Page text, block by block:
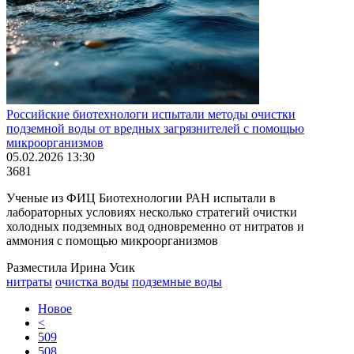
Российские биотехнологи испытали методы очистки
подземной воды от вредных загрязнителей с помощью
микроорганизмов
05.02.2026 13:30
3681
Ученые из ФИЦ Биотехнологии РАН испытали в
лабораторных условиях несколько стратегий очистки
холодных подземных вод одновременно от нитратов и
аммония с помощью микроорганизмов
Разместила Ирина Усик
нитраты очистка воды подземные воды
Новое
<
509